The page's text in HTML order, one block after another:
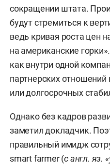
сокращении штата.
будут стремиться к
ведь кривая роста цен
на американские
как внутри одной
партнерских
или долгосрочных
Однако без кадров
заметил докладчик.
правильный имидж
smart farmer (с англ. яз.